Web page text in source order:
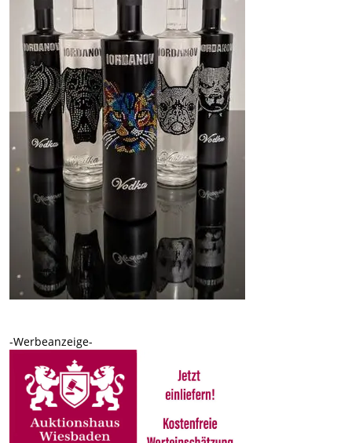
-Werbeanzeige-